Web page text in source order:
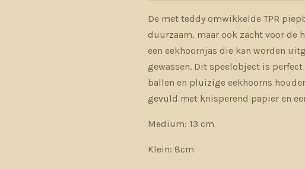
De met teddy omwikkelde TPR
duurzaam, maar ook zacht voor de
een eekhoornjas die kan worden
gewassen. Dit speelobject is
ballen en pluizige eekhoorns
gevuld met knisperend papier en
Medium: 13 cm
Klein: 8cm